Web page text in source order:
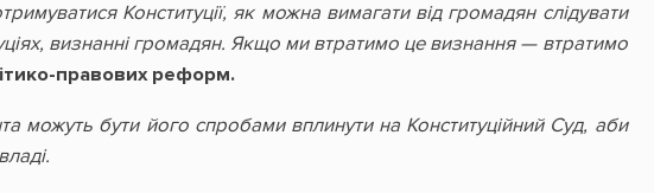
Конституції, як можна вимагати від громадян слідувати
визнанні громадян. Якщо ми втратимо це визнання — втратимо
правових реформ.
можуть бути його спробами вплинути на Конституційний Суд, аби